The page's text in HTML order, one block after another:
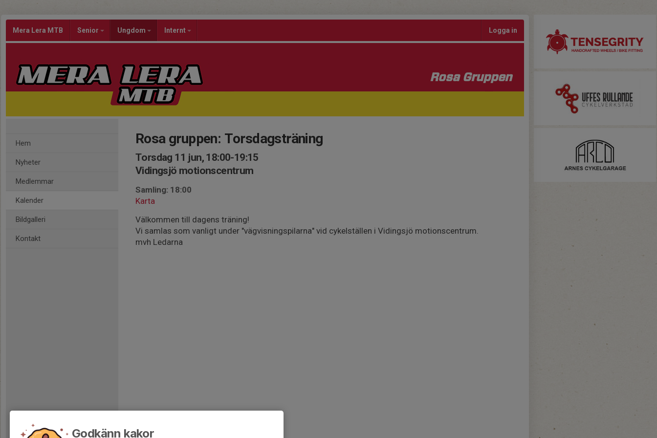
Mera Lera MTB Senior Ungdom Internt Logga in
Rosa Gruppen
Hem
Nyheter
Medlemmar
Kalender
Bildgalleri
Kontakt
Rosa gruppen: Torsdagsträning
Torsdag 11 jun, 18:00-19:15
Vidingsjö motionscentrum
Samling: 18:00
Karta
Välkommen till dagens träning!
Vi samlas som vanligt under "vägvisningspilarna" vid cykelställen i Vidingsjö motionscentrum.
mvh Ledarna
Godkänn kakor